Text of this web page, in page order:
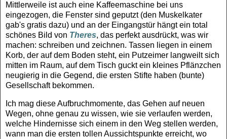
Mittlerweile ist auch eine Kaffeemaschine bei uns
eingezogen, die Fenster sind geputzt (den Muskelkater
gab's gratis dazu) und an der Eingangstür hängt ein total
schönes Bild von Theres, das perfekt ausdrückt, was wir
machen: schreiben und zeichnen. Tassen liegen in einem
Korb, der auf dem Boden steht, ein Putzeimer langweilt sich
mitten im Raum, auf dem Tisch guckt ein kleines Pflänzchen
neugierig in die Gegend, die ersten Stifte haben (bunte)
Gesellschaft bekommen.
Ich mag diese Aufbruchmomente, das Gehen auf neuen
Wegen, ohne genau zu wissen, wie sie verlaufen werden,
welche Hindernisse sich einem in den Weg stellen werden,
wann man die ersten tollen Aussichtspunkte erreicht, wo